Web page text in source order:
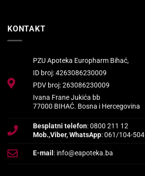
KONTAKT
PZU Apoteka Europharm Bihać,
ID broj: 4263086230009
PDV broj: 263086230009
Ivana Frane Jukića bb
77000 BIHAĆ. Bosna i Hercegovina
Besplatni telefon: 0800 211 12
Mob.,Viber, WhatsApp: 061/104-504
E-mail: info@eapoteka.ba